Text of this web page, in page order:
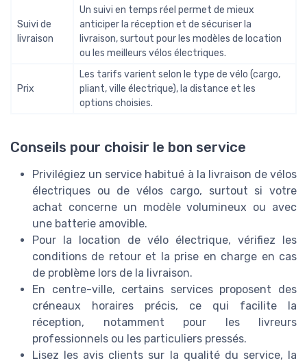
Suivi de
livraison
Un suivi en temps réel permet de mieux
anticiper la réception et de sécuriser la
livraison, surtout pour les modèles de location
ou les meilleurs vélos électriques.
Prix
Les tarifs varient selon le type de vélo (cargo,
pliant, ville électrique), la distance et les
options choisies.
Conseils pour choisir le bon service
Privilégiez un service habitué à la livraison de vélos
électriques ou de vélos cargo, surtout si votre
achat concerne un modèle volumineux ou avec
une batterie amovible.
Pour la location de vélo électrique, vérifiez les
conditions de retour et la prise en charge en cas
de problème lors de la livraison.
En centre-ville, certains services proposent des
créneaux horaires précis, ce qui facilite la
réception, notamment pour les livreurs
professionnels ou les particuliers pressés.
Lisez les avis clients sur la qualité du service, la